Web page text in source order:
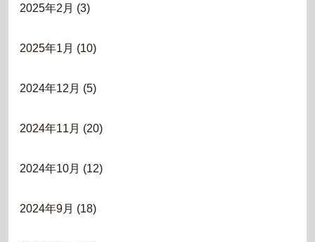
2025年2月 (3)
2025年1月 (10)
2024年12月 (5)
2024年11月 (20)
2024年10月 (12)
2024年9月 (18)